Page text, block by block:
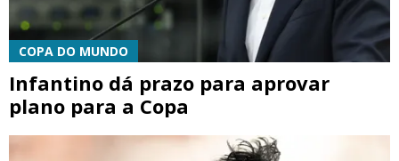
COPA DO MUNDO
Infantino dá prazo para aprovar
plano para a Copa